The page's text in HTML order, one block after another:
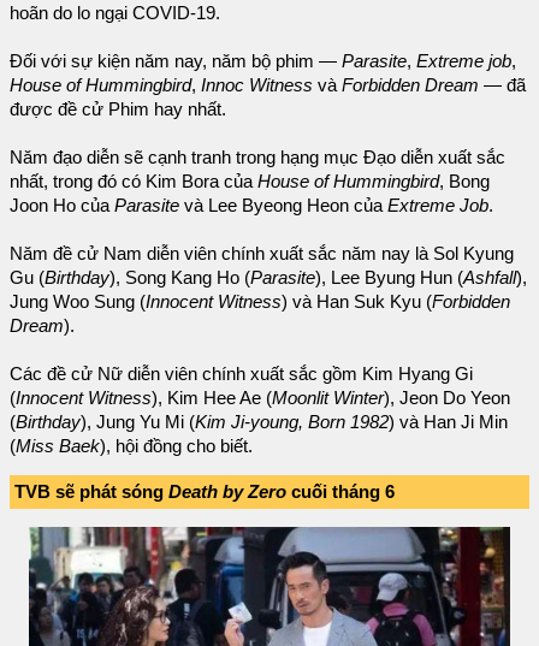
hoãn do lo ngại COVID-19.
Đối với sự kiện năm nay, năm bộ phim — Parasite, Extreme job,
House of Hummingbird, Innoc Witness và Forbidden Dream — đã
được đề cử Phim hay nhất.
Năm đạo diễn sẽ cạnh tranh trong hạng mục Đạo diễn xuất sắc
nhất, trong đó có Kim Bora của House of Hummingbird, Bong
Joon Ho của Parasite và Lee Byeong Heon của Extreme Job.
Năm đề cử Nam diễn viên chính xuất sắc năm nay là Sol Kyung
Gu (Birthday), Song Kang Ho (Parasite), Lee Byung Hun (Ashfall),
Jung Woo Sung (Innocent Witness) và Han Suk Kyu (Forbidden
Dream).
Các đề cử Nữ diễn viên chính xuất sắc gồm Kim Hyang Gi
(Innocent Witness), Kim Hee Ae (Moonlit Winter), Jeon Do Yeon
(Birthday), Jung Yu Mi (Kim Ji-young, Born 1982) và Han Ji Min
(Miss Baek), hội đồng cho biết.
TVB sẽ phát sóng Death by Zero cuối tháng 6